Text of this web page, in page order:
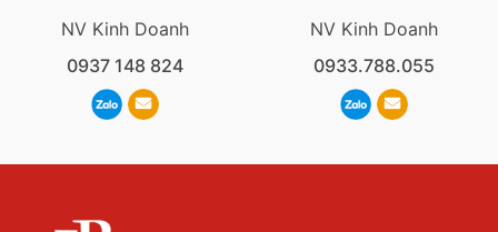
NV Kinh Doanh
0937 148 824
NV Kinh Doanh
0933.788.055